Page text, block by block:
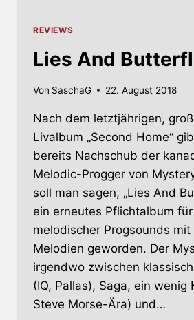
REVIEWS
Lies And
Von SaschaG 22. August 2018
Nach dem letztjährigen,
Livalbum „Second Home“
bereits Nachschub der
Melodic-Progger von
soll man sagen, „Lies And
ein erneutes Pflichtalbum
melodischer Progsounds mit
Melodien geworden. Der
irgendwo zwischen
(IQ, Pallas), Saga, ein wenig
Steve Morse-Ära) und…